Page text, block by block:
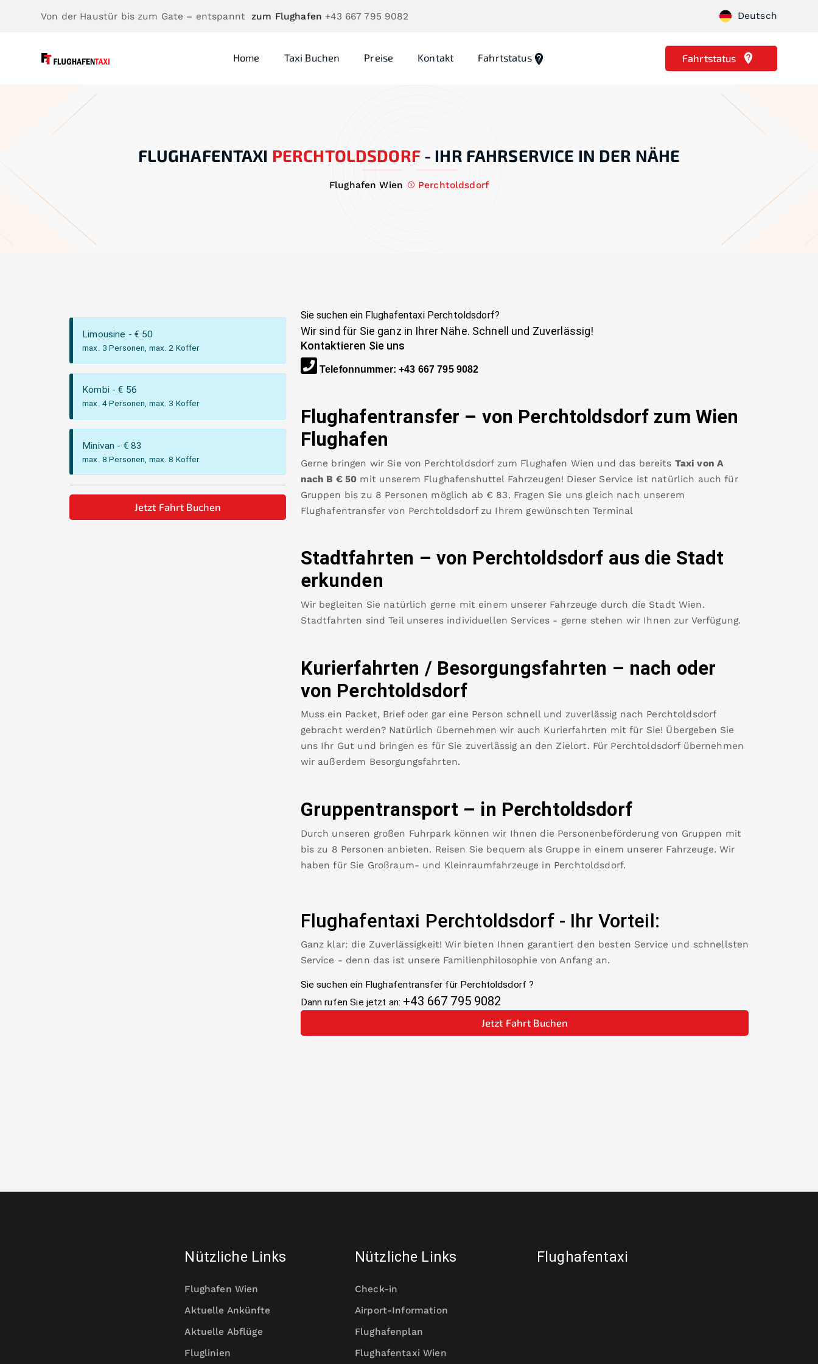
Von der Haustür bis zum Gate – entspannt zum Flughafen +43 667 795 9082 Deutsch
Home Taxi Buchen Preise Kontakt Fahrtstatus Fahrtstatus
FLUGHAFENTAXI PERCHTOLDSDORF- IHR FAHRSERVICE IN DER NÄHE
Flughafen Wien Perchtoldsdorf
Limousine - € 50
max. 3 Personen, max. 2 Koffer
Kombi - € 56
max. 4 Personen, max. 3 Koffer
Minivan - € 83
max. 8 Personen, max. 8 Koffer
Jetzt Fahrt Buchen
Sie suchen ein Flughafentaxi Perchtoldsdorf?
Wir sind für Sie ganz in Ihrer Nähe. Schnell und Zuverlässig!
Kontaktieren Sie uns
Telefonnummer:+43 667 795 9082
Flughafentransfer – von Perchtoldsdorf zum Wien
Flughafen
Gerne bringen wir Sie von Perchtoldsdorf zum Flughafen Wien und das bereits Taxi von A
nach B € 50 mit unserem Flughafenshuttel Fahrzeugen! Dieser Service ist natürlich auch für
Gruppen bis zu 8 Personen möglich ab € 83. Fragen Sie uns gleich nach unserem
Flughafentransfer von Perchtoldsdorf zu Ihrem gewünschten Terminal
Stadtfahrten – von Perchtoldsdorf aus die Stadt
erkunden
Wir begleiten Sie natürlich gerne mit einem unserer Fahrzeuge durch die Stadt Wien.
Stadtfahrten sind Teil unseres individuellen Services - gerne stehen wir Ihnen zur Verfügung.
Kurierfahrten / Besorgungsfahrten – nach oder
von Perchtoldsdorf
Muss ein Packet, Brief oder gar eine Person schnell und zuverlässig nach Perchtoldsdorf
gebracht werden? Natürlich übernehmen wir auch Kurierfahrten mit für Sie! Übergeben Sie
uns Ihr Gut und bringen es für Sie zuverlässig an den Zielort. Für Perchtoldsdorf übernehmen
wir außerdem Besorgungsfahrten.
Gruppentransport – in Perchtoldsdorf
Durch unseren großen Fuhrpark können wir Ihnen die Personenbeförderung von Gruppen mit
bis zu 8 Personen anbieten. Reisen Sie bequem als Gruppe in einem unserer Fahrzeuge. Wir
haben für Sie Großraum- und Kleinraumfahrzeuge in Perchtoldsdorf.
Flughafentaxi Perchtoldsdorf- Ihr Vorteil:
Ganz klar: die Zuverlässigkeit! Wir bieten Ihnen garantiert den besten Service und schnellsten
Service - denn das ist unsere Familienphilosophie von Anfang an.
Sie suchen ein Flughafentransfer für Perchtoldsdorf ?
Dann rufen Sie jetzt an: +43 667 795 9082
Jetzt Fahrt Buchen
Nützliche Links
Flughafen Wien
Aktuelle Ankünfte
Aktuelle Abflüge
Fluglinien
Nützliche Links
Check-in
Airport-Information
Flughafenplan
Flughafentaxi Wien
Flughafentaxi